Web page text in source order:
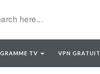
TV VPN GRATUIT